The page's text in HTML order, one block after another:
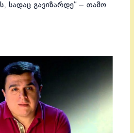
სადაც გავიზარდე“ – თამო